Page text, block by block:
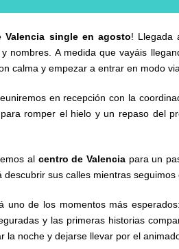
Valencia single en agosto! Llegada
nombres. A medida que vayáis
calma y empezar a entrar en modo
en recepción con la
romper el hielo y un repaso del
al centro de Valencia para un
sus calles mientras
uno de los momentos más
y las primeras historias
la noche y dejarse llevar por el